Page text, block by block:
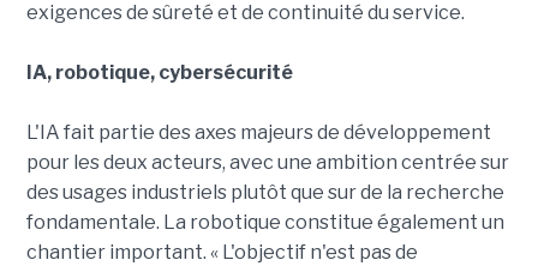
exigences de sûreté et de continuité du service.
IA, robotique, cybersécurité
L'IA fait partie des axes majeurs de développement
pour les deux acteurs, avec une ambition centrée sur
des usages industriels plutôt que sur de la recherche
fondamentale. La robotique constitue également un
chantier important. « L'objectif n'est pas de